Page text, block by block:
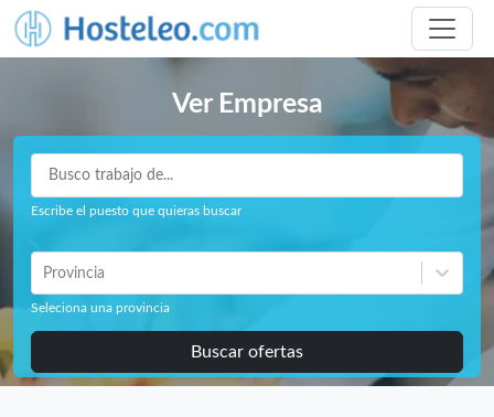
Ver Empresa
Escribe el puesto que quieras buscar
Provincia
Seleciona una provincia
Buscar ofertas